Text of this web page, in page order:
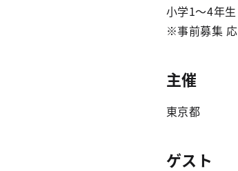
小学1～4年
※事前募集
主催
東京都
ゲスト